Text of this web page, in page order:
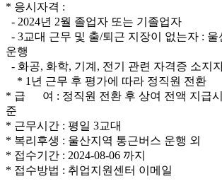
* 응시자격 :
- 2024년 2월 졸업자 또는 기졸업자
- 3교대 근무 및 출/퇴근 지장이 없는자 :
운행
- 화공, 화학, 기계, 전기 관련 자격증 소지
* 1년 근무 후 평가에 따라 정직원 전환
* 급 여 : 정직원 전환 후 상여 전액 지급
준
* 근무시간 : 평일 3교대
* 복리후생 : 울산지역 통근버스 운행 외
* 접수기간 : 2024-08-06 까지
* 접수방법 : 취업지원센터 이메일